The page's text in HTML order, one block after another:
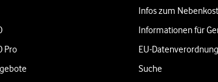
Pro
Infos zum
Informationen für
EU-
Suche